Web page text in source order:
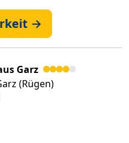
→
Garz
(Rügen)